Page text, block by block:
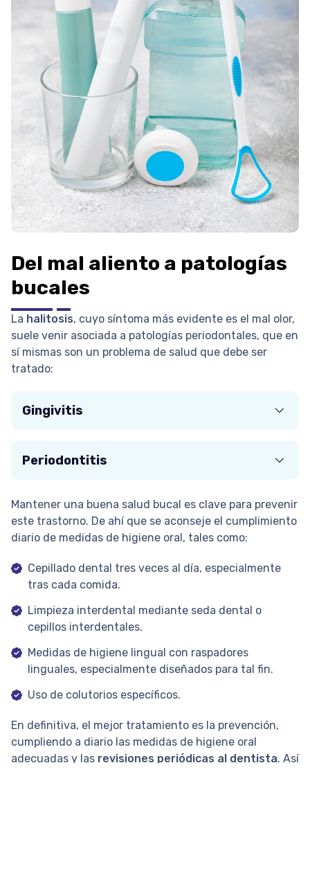
Del mal aliento a patologías
bucales
La halitosis, cuyo síntoma más evidente es el mal olor,
suele venir asociada a patologías periodontales, que en
sí mismas son un problema de salud que debe ser
tratado:
Gingivitis
Periodontitis
Mantener una buena salud bucal es clave para prevenir
este trastorno. De ahí que se aconseje el cumplimiento
diario de medidas de higiene oral, tales como:
Cepillado dental tres veces al día, especialmente
tras cada comida.
Limpieza interdental mediante seda dental o
cepillos interdentales.
Medidas de higiene lingual con raspadores
linguales, especialmente diseñados para tal fin.
Uso de colutorios específicos.
En definitiva, el mejor tratamiento es la prevención,
cumpliendo a diario las medidas de higiene oral
adecuadas y las revisiones periódicas al dentista. Así